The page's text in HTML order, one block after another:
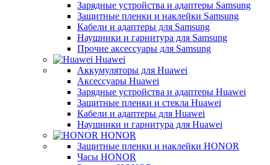
Зарядные устройства и адаптеры Samsung
Защитные пленки и наклейки Samsung
Кабели и адаптеры для Samsung
Наушники и гарнитура для Samsung
Прочие аксессуары для Samsung
Huawei
Аккумуляторы для Huawei
Аксессуары Huawei
Зарядные устройства и адаптеры Huawei
Защитные пленки и стекла Huawei
Кабели и адаптеры для Huawei
Наушники и гарнитура для Huawei
HONOR
Защитные пленки и наклейки HONOR
Часы HONOR